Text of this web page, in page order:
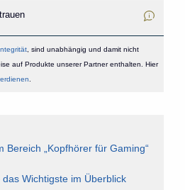
, sind unabhängig und damit nicht
auf Produkte unserer Partner enthalten. Hier
Bereich „Kopfhörer für Gaming“
Wichtigste im Überblick